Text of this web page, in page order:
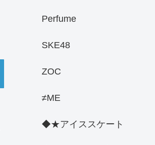
Perfume
SKE48
ZOC
≠ME
◆★アイススケート